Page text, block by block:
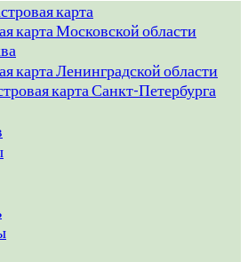
карта
карта Московской области
карта Ленинградской области
карта Санкт-Петербурга